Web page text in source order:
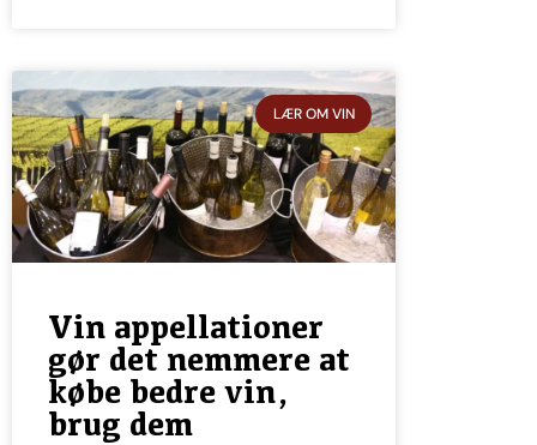
LÆR OM VIN
Vin appellationer
gør det nemmere at
købe bedre vin,
brug dem